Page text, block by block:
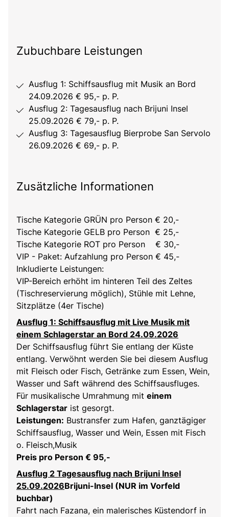
Zubuchbare Leistungen
Ausflug 1: Schiffsausflug mit Musik an Bord
24.09.2026 € 95,- p. P.
Ausflug 2: Tagesausflug nach Brijuni Insel
25.09.2026 € 79,- p. P.
Ausflug 3: Tagesausflug Bierprobe San Servolo
26.09.2026 € 69,- p. P.
Zusätzliche Informationen
Tische Kategorie GRÜN pro Person € 20,-
Tische Kategorie GELB pro Person € 25,-
Tische Kategorie ROT pro Person € 30,-
VIP - Paket: Aufzahlung pro Person € 45,-
Inkludierte Leistungen:
VIP-Bereich erhöht im hinteren Teil des Zeltes
(Tischreservierung möglich), Stühle mit Lehne,
Sitzplätze (4er Tische)
Ausflug 1: Schiffsausflug mit Live Musik mit
einem Schlagerstar an Bord 24.09.2026
Der Schiffsausflug führt Sie entlang der Küste
entlang. Verwöhnt werden Sie bei diesem Ausflug
mit Fleisch oder Fisch, Getränke zum Essen, Wein,
Wasser und Saft während des Schiffsausfluges.
Für musikalische Umrahmung mit einem
Schlagerstar ist gesorgt.
Leistungen: Bustransfer zum Hafen, ganztägiger
Schiffsausflug, Wasser und Wein, Essen mit Fisch
o. Fleisch,Musik
Preis pro Person € 95,-
Ausflug 2 Tagesausflug nach Brijuni Insel
25.09.2026Brijuni-Insel (NUR im Vorfeld
buchbar)
Fahrt nach Fazana, ein malerisches Küstendorf in